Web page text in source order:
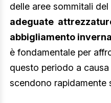
delle aree sommitali
adeguate
abbigliamento
è fondamentale per
questo periodo a
scendono rapidamente